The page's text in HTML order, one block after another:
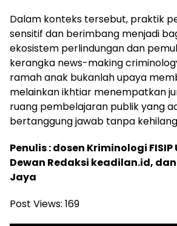
Dalam konteks tersebut, praktik
sensitif dan berimbang menjadi
ekosistem perlindungan dan
kerangka news-making
ramah anak bukanlah upaya
melainkan ikhtiar menempatkan
ruang pembelajaran publik yang
bertanggung jawab tanpa
Penulis : dosen Kriminologi
Dewan Redaksi keadilan.id, dan
Jaya
Post Views: 169